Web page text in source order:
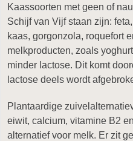
Kaassoorten met geen of
Schijf van Vijf staan zijn:
kaas, gorgonzola, roquefort
melkproducten, zoals
minder lactose. Dit komt
lactose deels wordt
Plantaardige
eiwit, calcium, vitamine B2
alternatief voor melk. Er zit